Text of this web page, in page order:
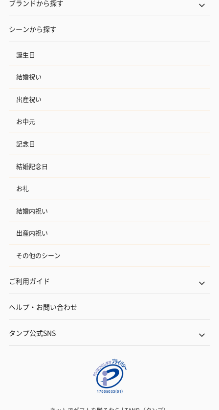
ブランドから探す
シーンから探す
誕生日
結婚祝い
出産祝い
お中元
記念日
結婚記念日
お礼
結婚内祝い
出産内祝い
その他のシーン
ご利用ガイド
ヘルプ・お問い合わせ
タンプ公式SNS